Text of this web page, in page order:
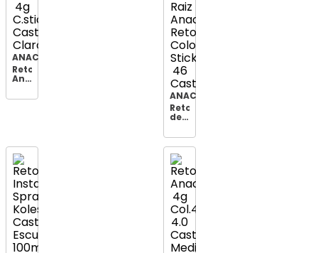
ANACONDA
Retoque
Anaconda
C.stick
ANACONDA
Retoque
de
Anaconda
Retok
Color
Stick
46
Castanho